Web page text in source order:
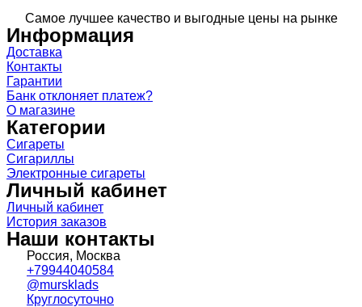
Самое лучшее качество и выгодные цены на рынке
Информация
Доставка
Контакты
Гарантии
Банк отклоняет платеж?
О магазине
Категории
Сигареты
Сигариллы
Электронные сигареты
Личный кабинет
Личный кабинет
История заказов
Наши контакты
Россия, Москва
+79944040584
@mursklads
Круглосуточно